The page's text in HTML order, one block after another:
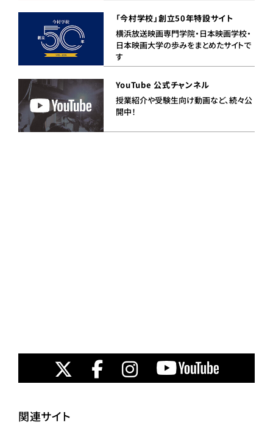
「今村学校」創立50年特設サイト
横浜放送映画専門学院・日本映画学校・
日本映画大学の歩みをまとめたサイトで
す
YouTube 公式チャンネル
授業紹介や受験生向け動画など、続々公
開中！
関連サイト